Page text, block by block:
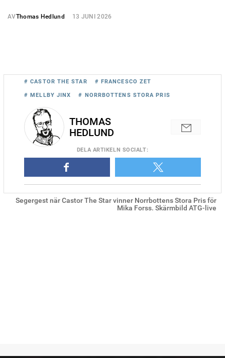
AVThomas Hedlund 13 JUNI 2026
Segergest när Castor The Star vinner Norrbottens Stora Pris för
Mika Forss. Skärmbild ATG-live
# CASTOR THE STAR # FRANCESCO ZET
# MELLBY JINX # NORRBOTTENS STORA PRIS
THOMAS
HEDLUND
DELA ARTIKELN SOCIALT: